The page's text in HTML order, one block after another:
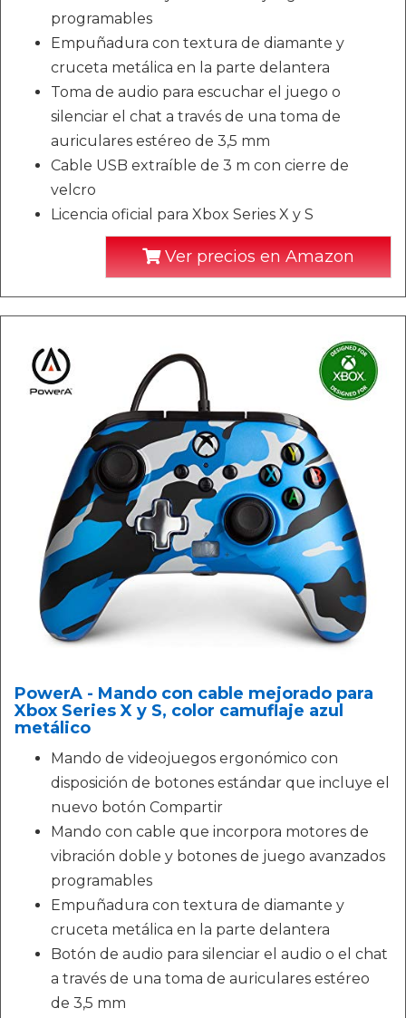
programables
Empuñadura con textura de diamante y
cruceta metálica en la parte delantera
Toma de audio para escuchar el juego o
silenciar el chat a través de una toma de
auriculares estéreo de 3,5 mm
Cable USB extraíble de 3 m con cierre de
velcro
Licencia oficial para Xbox Series X y S
Ver precios en Amazon
PowerA - Mando con cable mejorado para
Xbox Series X y S, color camuflaje azul
metálico
Mando de videojuegos ergonómico con
disposición de botones estándar que incluye el
nuevo botón Compartir
Mando con cable que incorpora motores de
vibración doble y botones de juego avanzados
programables
Empuñadura con textura de diamante y
cruceta metálica en la parte delantera
Botón de audio para silenciar el audio o el chat
a través de una toma de auriculares estéreo
de 3,5 mm